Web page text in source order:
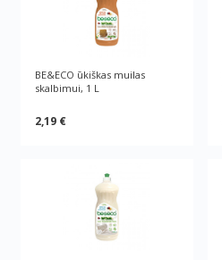
BE&ECO ūkiškas muilas
skalbimui, 1 L
2,19 €